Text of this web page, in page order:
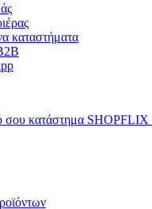
καταστήματα
σου κατάστημα SHOPFLIX